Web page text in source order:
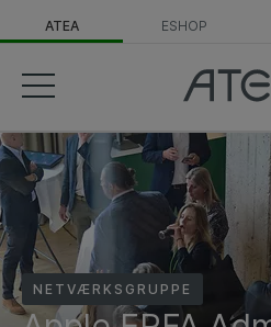
ATEA ESHOP
NETVÆRKSGRUPPE